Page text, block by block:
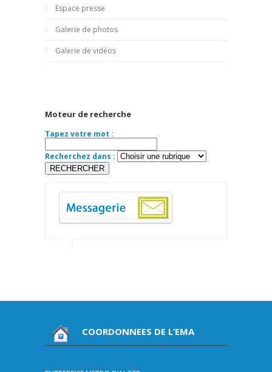
Espace presse
Galerie de photos
Galerie de vidéos
Moteur de recherche
Tapez votre mot :
Recherchez dans :
COORDONNEES DE L’EMA